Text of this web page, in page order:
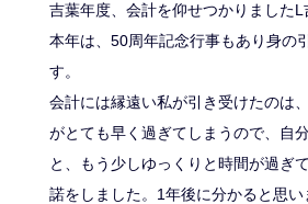
吉葉年度、会計を仰せつかりましたL
本年は、50周年記念行事もあり身の
す。
会計には縁遠い私が引き受けたのは
がとても早く過ぎてしまうので、自
と、もう少しゆっくりと時間が過ぎ
諾をしました。1年後に分かると思い